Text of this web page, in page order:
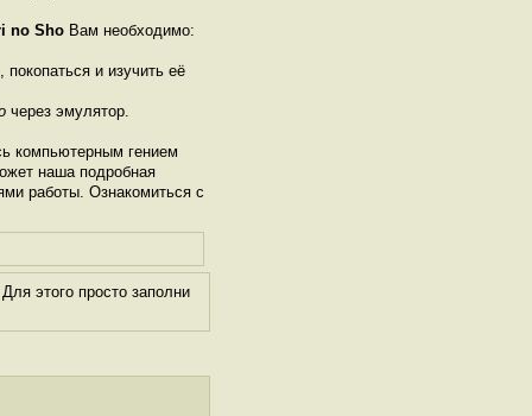
no Sho Вам необходимо:
и изучить её
через эмулятор.
компьютерным гением
наша подробная
работы. Ознакомиться с
этого просто заполни